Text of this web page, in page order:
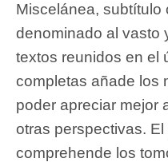
Miscelánea, subtítulo
denominado al vasto
textos reunidos en el
completas añade los
poder apreciar mejor
otras perspectivas.
comprehende los